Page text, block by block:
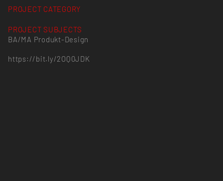
PROJECT CATEGORY
PROJECT SUBJECTS
BA/MA Produkt-Design
https://bit.ly/2OQ0JDK